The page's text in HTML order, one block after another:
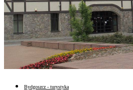
Bydgoszcz - turystyka